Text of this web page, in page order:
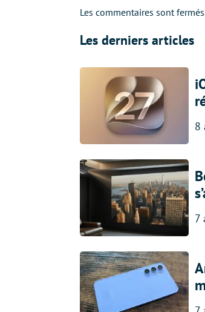
Les commentaires sont
Les derniers articles
8
7